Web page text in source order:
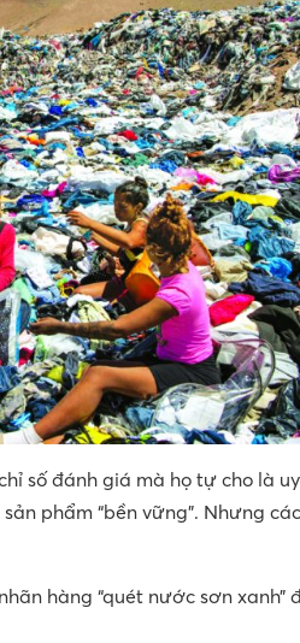
số đánh giá mà họ tự cho là
phẩm “bền vững”. Nhưng
hàng “quét nước sơn xanh”